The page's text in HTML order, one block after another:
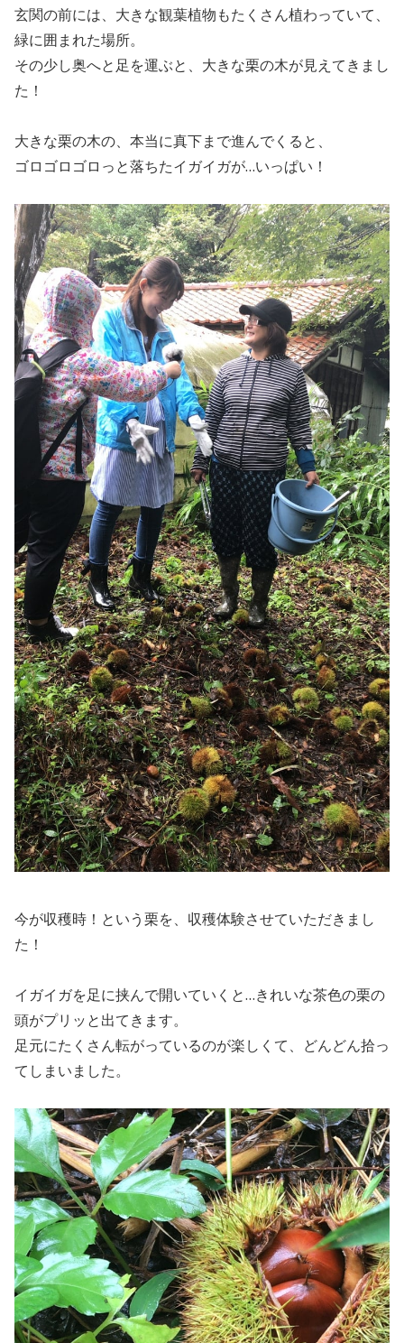
玄関の前には、大きな観葉植物もたくさん植わっていて、
緑に囲まれた場所。
その少し奥へと足を運ぶと、大きな栗の木が見えてきまし
た！
大きな栗の木の、本当に真下まで進んでくると、
ゴロゴロゴロっと落ちたイガイガが…いっぱい！
今が収穫時！という栗を、収穫体験させていただきまし
た！
イガイガを足に挟んで開いていくと…きれいな茶色の栗の
頭がプリッと出てきます。
足元にたくさん転がっているのが楽しくて、どんどん拾っ
てしまいました。